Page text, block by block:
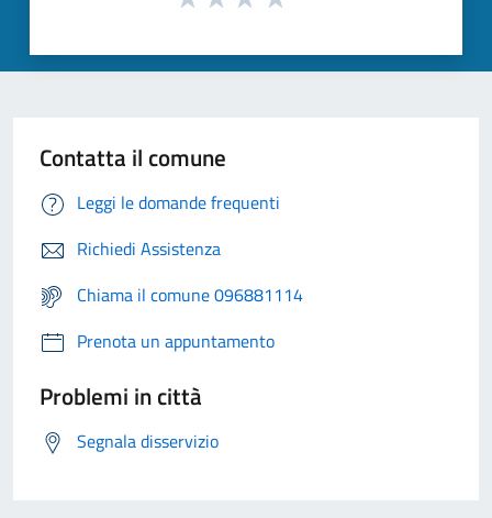
Contatta il comune
Leggi le domande frequenti
Richiedi Assistenza
Chiama il comune 096881114
Prenota un appuntamento
Problemi in città
Segnala disservizio